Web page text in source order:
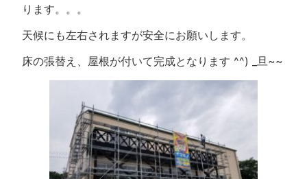
ります。。。
天候にも左右されますが安全にお願いします。
床の張替え、屋根が付いて完成となります ^^) _旦~~